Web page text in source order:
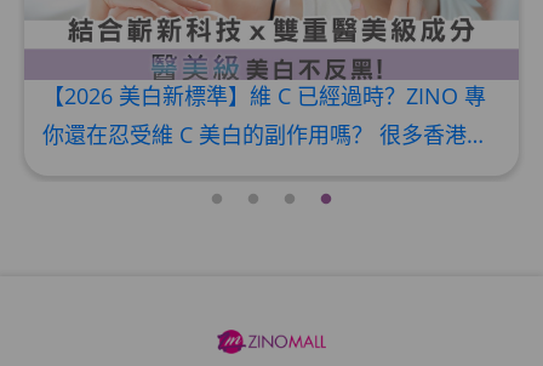
【2026 美白新標準】維 C 已經過時？ZINO 專
利美白外泌體：醫美級「阻黑、截斑、修護」3你還在忍受維 C 美白的副作用嗎？ 很多香港女生為了追求白皙，盲目追捧高濃度維他命 C。但你是否發現：維 C 質地黏膩、容易氧化變黃，甚至令皮膚變得敏感發紅，稍不留神曬到太陽更會引致「反黑」？ 2026 年，美白科技已經進入全新時代。ZINO 全新推出媲美醫美療程效果的【LUMINOUS 晶鑽煥白系列】，不再只是表面塗抹，而是納米級滲透吸收，由肌底啟動亮白能量，讓你居家9日也能養出「白．透．亮」的晶鑽美肌#。 為什麼「外泌體 + 傳明酸」是美白界的醫美級黃金組合？ 傳統美白產品只做單一功效，而且伴隨